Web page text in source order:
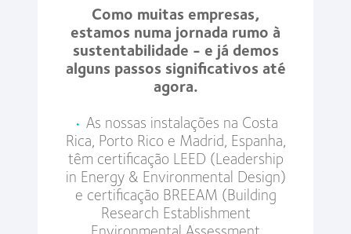
Como muitas empresas,
estamos numa jornada rumo à
sustentabilidade - e já demos
alguns passos significativos até
agora.
• As nossas instalações na Costa
Rica, Porto Rico e Madrid, Espanha,
têm certificação LEED (Leadership
in Energy & Environmental Design)
e certificação BREEAM (Building
Research Establishment